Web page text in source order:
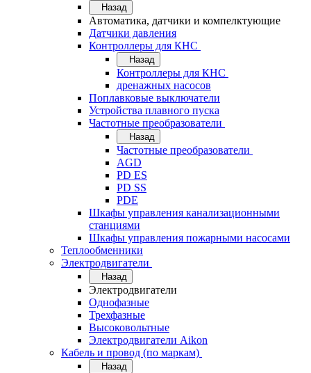
Назад
Автоматика, датчики и компелктующие
Датчики давления
Контроллеры для КНС
Назад
Контроллеры для КНС
дренажных насосов
Поплавковые выключатели
Устройства плавного пуска
Частотные преобразователи
Назад
Частотные преобразователи
AGD
PD ES
PD SS
PDE
Шкафы управления канализационными
станциями
Шкафы управления пожарными насосами
Теплообменники
Электродвигатели
Назад
Электродвигатели
Однофазные
Трехфазные
Высоковольтные
Электродвигатели Aikon
Кабель и провод (по маркам)
Назад